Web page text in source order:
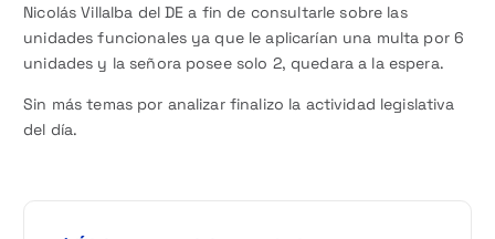
Nicolás Villalba del DE a fin de consultarle sobre las
unidades funcionales ya que le aplicarían una multa por 6
unidades y la señora posee solo 2, quedara a la espera.
Sin más temas por analizar finalizo la actividad legislativa
del día.